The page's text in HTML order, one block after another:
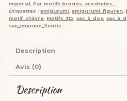
impérial
Par motifs brodés, crochetés,...
Étiquettes :amigurumi ,amigurumi_figuren
motif_chèvre
Motifs_3D sac_à_dos
sac_imprimé_fleuris
Description
Avis (0)
Description